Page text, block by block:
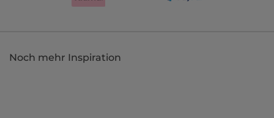
Noch mehr Inspiration